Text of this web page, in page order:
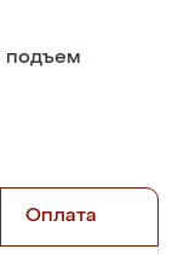
подъем
Оплата